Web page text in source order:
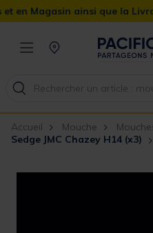
ainsi que la
Accueil Mouche
Sedge JMC Chazey H14 (x3)